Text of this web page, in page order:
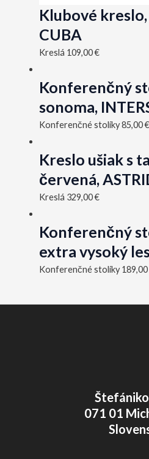
Klubové
CUBA
Kreslá 109,00€
Konferenčný
sonoma,
Konferenčné stolíky85,00€
Kreslo ušiak s
červená,
Kreslá 329,00€
Konferenčný
extra vysoký
Konferenčné stolíky189,00
071 01